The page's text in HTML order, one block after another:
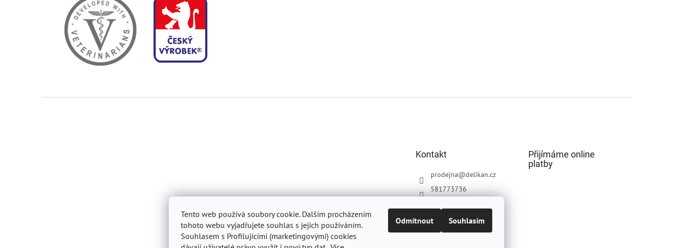
Tento web používá soubory cookie. Dalším procházením
tohoto webu vyjadřujete souhlas s jejich používáním.
Souhlasem s Profilujícími (marketingovými) cookies
Odmítnout Souhlasím
Kontakt
prodejna@delikan.cz
581773736
Přijímáme online
platby
Oficiální web DELIKAN